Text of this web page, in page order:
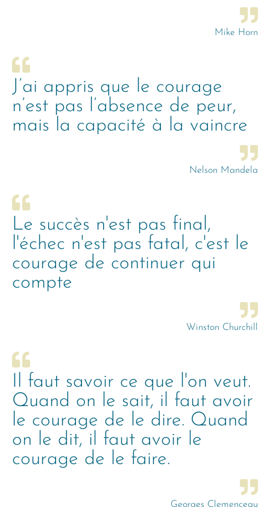
Mike Horn
J’ai appris que le courage
n’est pas l’absence de peur,
mais la capacité à la vaincre
Nelson Mandela
Le succès n'est pas final,
l'échec n'est pas fatal, c'est le
courage de continuer qui
compte
Winston Churchill
Il faut savoir ce que l'on veut.
Quand on le sait, il faut avoir
le courage de le dire. Quand
on le dit, il faut avoir le
courage de le faire.
Georges Clemenceau